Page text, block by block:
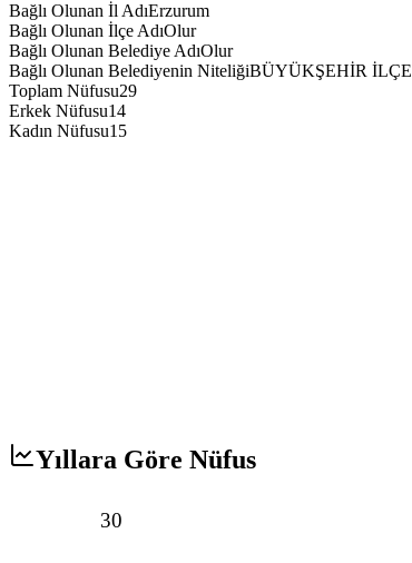
Bağlı Olunan İl AdıErzurum
Bağlı Olunan İlçe AdıOlur
Bağlı Olunan Belediye AdıOlur
Bağlı Olunan Belediyenin NiteliğiBÜYÜKŞEHİR İLÇE
Toplam Nüfusu29
Erkek Nüfusu14
Kadın Nüfusu15
Yıllara Göre Nüfus
30